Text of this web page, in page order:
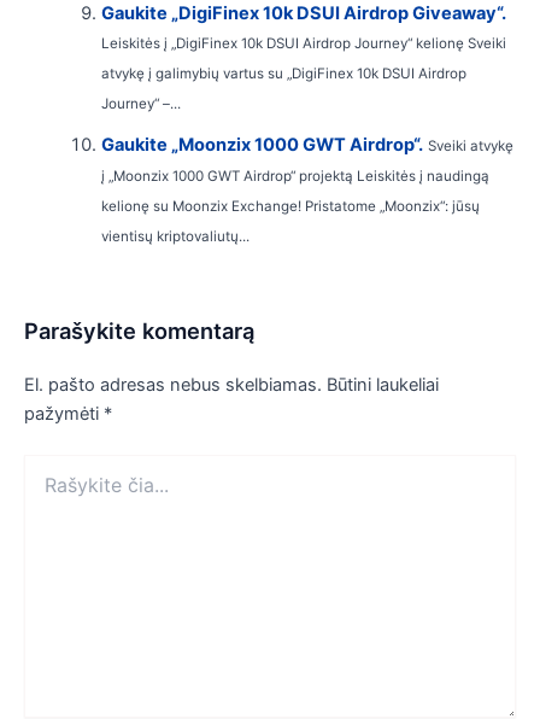
Gaukite „DigiFinex 10k DSUI Airdrop Giveaway“.
Leiskitės į „DigiFinex 10k DSUI Airdrop Journey“ kelionę Sveiki
atvykę į galimybių vartus su „DigiFinex 10k DSUI Airdrop
Journey“ –...
Gaukite „Moonzix 1000 GWT Airdrop“. Sveiki atvykę
į „Moonzix 1000 GWT Airdrop“ projektą Leiskitės į naudingą
kelionę su Moonzix Exchange! Pristatome „Moonzix“: jūsų
vientisų kriptovaliutų...
Parašykite komentarą
El. pašto adresas nebus skelbiamas. Būtini laukeliai
pažymėti *
čia...